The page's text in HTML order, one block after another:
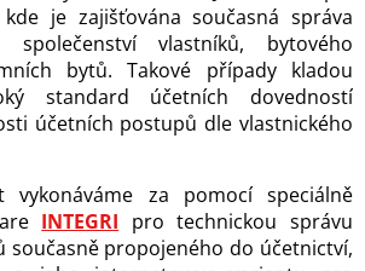
je zajišťována současná správa
vlastníků, bytového
bytů. Takové případy kladou
standard účetních dovedností
účetních postupů dle vlastnického
za pomocí speciálně
INTEGRI pro technickou správu
současně propojeného do účetnictví,